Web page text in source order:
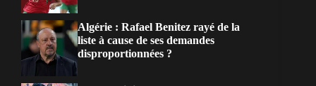
Algérie : Rafael Benitez rayé de la
liste à cause de ses demandes
disproportionnées ?